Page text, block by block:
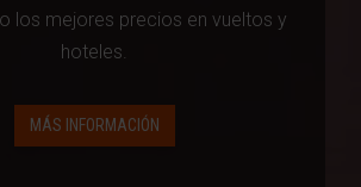
los mejores precios en vueltos y
hoteles.
MÁS INFORMACIÓN